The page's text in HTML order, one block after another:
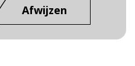
Afwijzen